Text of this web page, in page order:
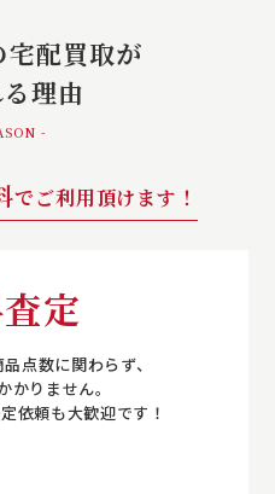
配買取が
理由
-
でご利用頂けます！
定
点数に関わらず、
かりません。
依頼も大歓迎です！